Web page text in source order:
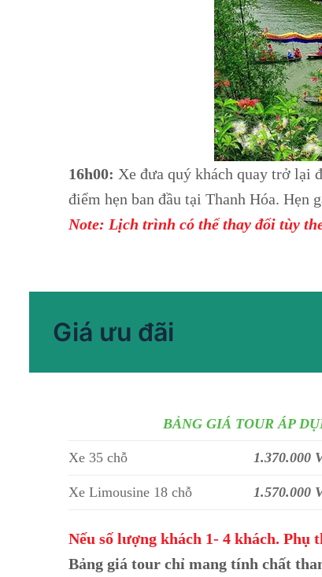
16h00: Xe đưa quý khách quay trở lại
điểm hẹn ban đầu tại Thanh Hóa. Hẹn
Note: Lịch trình có thể thay đổi tùy
Giá ưu đãi
BẢNG GIÁ TOUR ÁP
Xe 35 chỗ 1.370.000
Xe Limousine 18 chỗ 1.570.000
Nếu số lượng khách 1- 4 khách. Phụ
Bảng giá tour chỉ mang tính chất